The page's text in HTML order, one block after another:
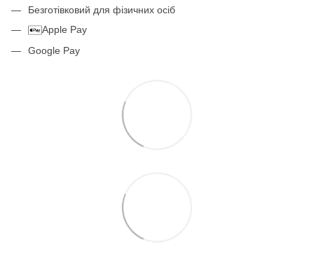
Безготівковий для фізичних осіб
Apple Pay
Google Pay